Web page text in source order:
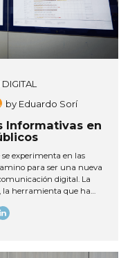
by Eduardo Sorí
Informativas en
experimenta en las
para ser una nueva
digital. La
herramienta que ha
Esta nueva tecnología